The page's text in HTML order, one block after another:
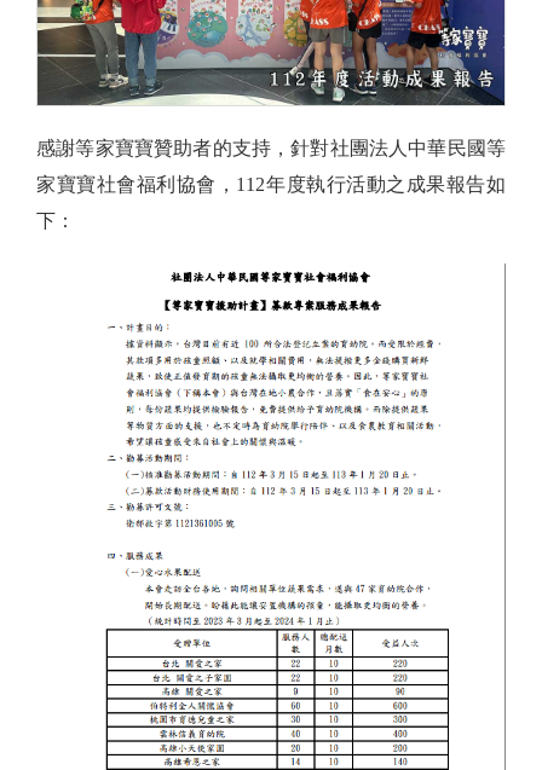
感謝等家寶寶贊助者的支持，針對社團法人中華民國等
家寶寶社會福利協會，112年度執行活動之成果報告如
下：